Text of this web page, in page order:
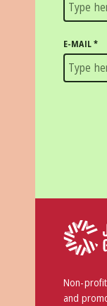
E-MAIL*
Non-
and